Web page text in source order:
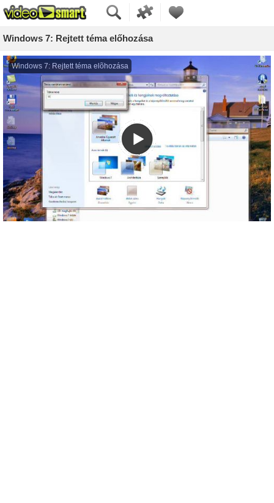
Windows 7: Rejtett téma előhozása